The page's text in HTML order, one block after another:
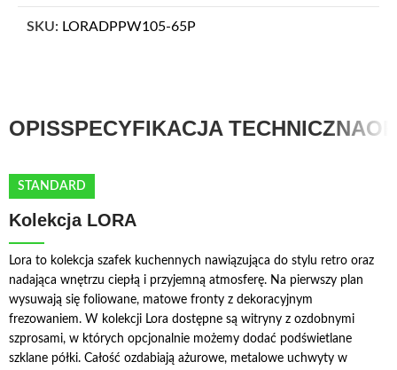
SKU: LORADPPW105-65P
OPISSPECYFIKACJA TECHNICZNA
STANDARD
Kolekcja LORA
Lora to kolekcja szafek kuchennych nawiązująca do stylu retro oraz
nadająca wnętrzu ciepłą i przyjemną atmosferę. Na pierwszy plan
wysuwają się foliowane, matowe fronty z dekoracyjnym
frezowaniem. W kolekcji Lora dostępne są witryny z ozdobnymi
szprosami, w których opcjonalnie możemy dodać podświetlane
szklane półki. Całość ozdabiają ażurowe, metalowe uchwyty w